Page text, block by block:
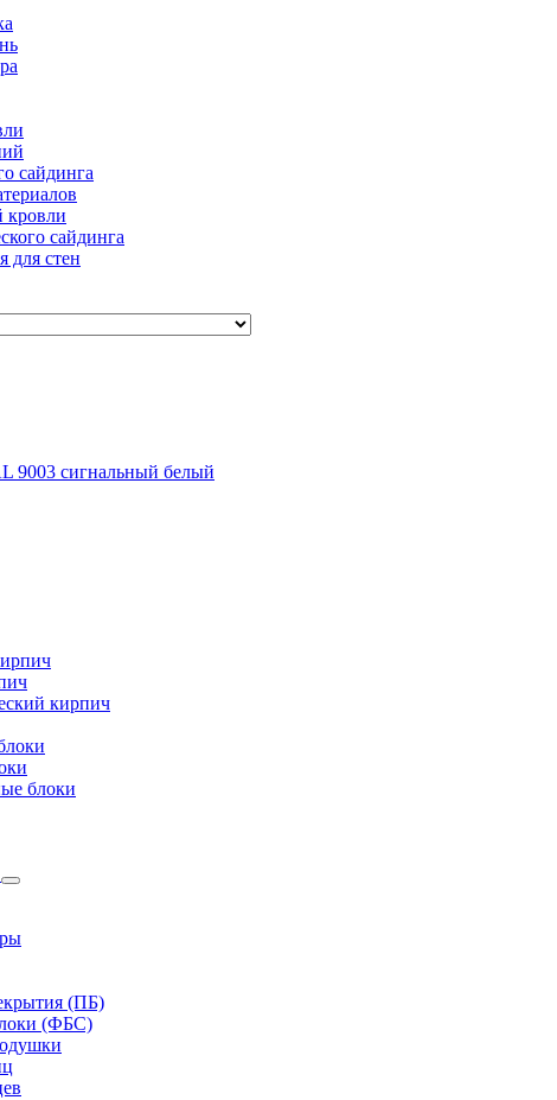
сайдинга
кровли
сайдинга
для стен
кирпич
блоки
(ПБ)
(ФБС)